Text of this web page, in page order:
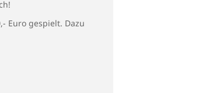
Euro gespielt. Dazu